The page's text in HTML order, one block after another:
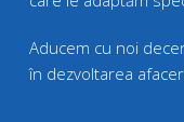
Aducem cu noi
în dezvoltarea